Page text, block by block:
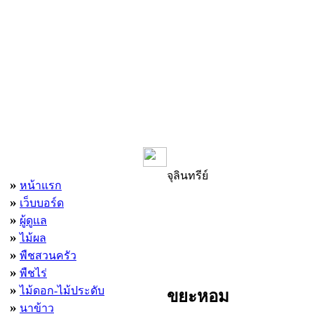
» หน้าแรก
» เว็บบอร์ด
» ผู้ดูแล
» ไม้ผล
» พืชสวนครัว
» พืชไร่
» ไม้ดอก-ไม้ประดับ
» นาข้าว
จุลินทรีย์
ขยะหอม